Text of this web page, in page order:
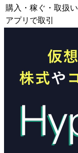
購入・稼ぐ・取扱い
アプリで取引